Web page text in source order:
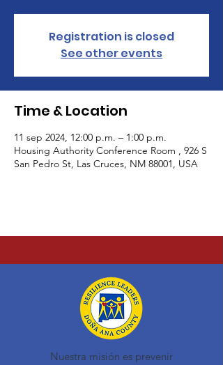
Registration is closed
See other events
Time & Location
11 sep 2024, 12:00 p.m. – 1:00 p.m.
Housing Authority Conference Room , 926 S
San Pedro St, Las Cruces, NM 88001, USA
Nuestra misión es prevenir